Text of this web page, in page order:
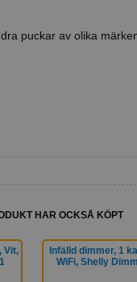
puckar av olika
HAR OCKSÅ KÖPT
Vit,
Infälld dimmer, 1
WiFi, Shelly